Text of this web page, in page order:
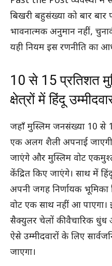
बिखरी बहुसंख्या को बार
भावनात्मक अनुमान नहीं,
यही नियम इस रणनीति का
10 से 15 प्रतिशत
क्षेत्रों में हिंदू
जहाँ मुस्लिम जनसंख्या 10 से
एक अलग शैली अपनाई
जाएंगे और मुस्लिम वोट
केंद्रित किए जाएंगे। साथ में
अपनी जगह निर्णायक भूमिका
वोट एक साथ नहीं आ
सैक्युलर चेलों की वैचारिक धुंध
ऐसे उम्मीदवारों के लिए
जाएगा।